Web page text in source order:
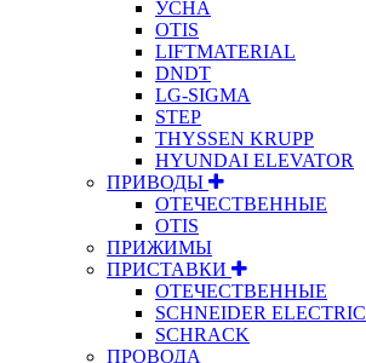
УСНА
OTIS
LIFTMATERIAL
DNDT
LG-SIGMA
STEP
THYSSEN KRUPP
HYUNDAI ELEVATOR
ПРИВОДЫ
ОТЕЧЕСТВЕННЫЕ
OTIS
ПРИЖИМЫ
ПРИСТАВКИ
ОТЕЧЕСТВЕННЫЕ
SCHNEIDER ELECTRIC
SCHRACK
ПРОВОДА